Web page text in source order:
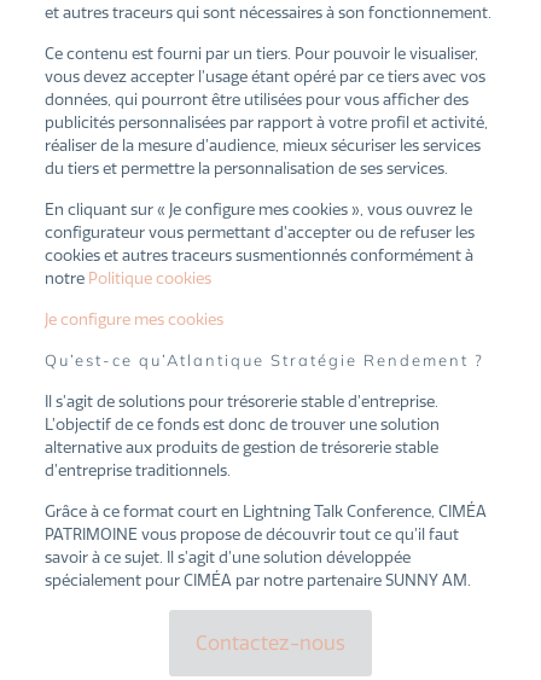
et autres traceurs qui sont nécessaires à son fonctionnement.
Ce contenu est fourni par un tiers. Pour pouvoir le visualiser,
vous devez accepter l’usage étant opéré par ce tiers avec vos
données, qui pourront être utilisées pour vous afficher des
publicités personnalisées par rapport à votre profil et activité,
réaliser de la mesure d’audience, mieux sécuriser les services
du tiers et permettre la personnalisation de ses services.
En cliquant sur « Je configure mes cookies », vous ouvrez le
configurateur vous permettant d’accepter ou de refuser les
cookies et autres traceurs susmentionnés conformément à
notre Politique cookies
Je configure mes cookies
Qu’est-ce qu’Atlantique Stratégie Rendement ?
Il s’agit de solutions pour trésorerie stable d’entreprise.
L’objectif de ce fonds est donc de trouver une solution
alternative aux produits de gestion de trésorerie stable
d’entreprise traditionnels.
Grâce à ce format court en Lightning Talk Conference, CIMÉA
PATRIMOINE vous propose de découvrir tout ce qu’il faut
savoir à ce sujet. Il s’agit d’une solution développée
spécialement pour CIMÉA par notre partenaire SUNNY AM.
Contactez-nous